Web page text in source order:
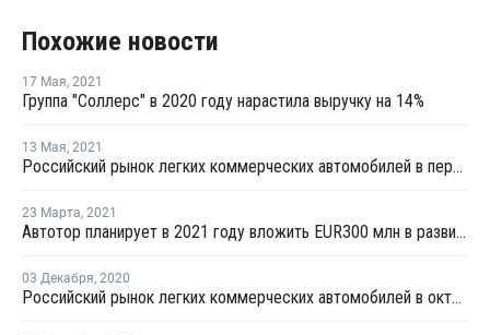
Похожие новости
17 Мая, 2021
Группа "Соллерс" в 2020 году нарастила выручку на 14%
13 Мая, 2021
Российский рынок легких коммерческих автомобилей в первом квартале остался на шестом месте в Европе
23 Марта, 2021
Автотор планирует в 2021 году вложить EUR300 млн в развитие производства
03 Декабря, 2020
Российский рынок легких коммерческих автомобилей в октябре занял шестое место в Европе